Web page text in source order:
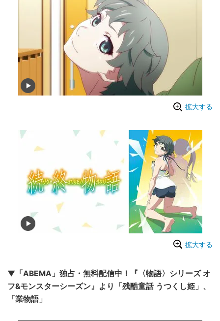
拡大する
拡大する
▼「ABEMA」独占・無料配信中！『〈物語〉シリーズ オ
フ&モンスターシーズン』より「残酷童話 うつくし姫」、
「業物語」